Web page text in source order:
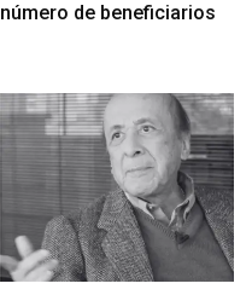
número de beneficiarios